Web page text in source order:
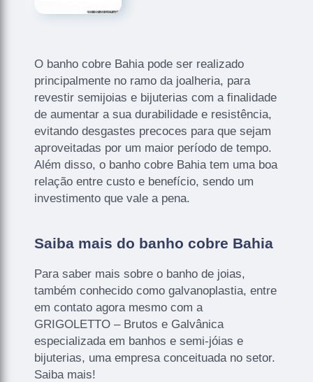
O banho cobre Bahia pode ser realizado
principalmente no ramo da joalheria, para
revestir semijoias e bijuterias com a finalidade
de aumentar a sua durabilidade e resistência,
evitando desgastes precoces para que sejam
aproveitadas por um maior período de tempo.
Além disso, o banho cobre Bahia tem uma boa
relação entre custo e benefício, sendo um
investimento que vale a pena.
Saiba mais do banho cobre Bahia
Para saber mais sobre o banho de joias,
também conhecido como galvanoplastia, entre
em contato agora mesmo com a
GRIGOLETTO – Brutos e Galvânica
especializada em banhos e semi-jóias e
bijuterias, uma empresa conceituada no setor.
Saiba mais!